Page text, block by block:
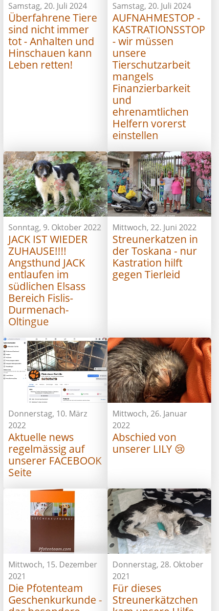
Samstag, 20. Juli 2024
Überfahrene Tiere
sind nicht immer
tot - Anhalten und
Hinschauen kann
Leben retten!
Samstag, 20. Juli 2024
AUFNAHMESTOP -
KASTRATIONSSTOP
- wir müssen
unsere
Tierschutzarbeit
mangels
Finanzierbarkeit
und
ehrenamtlichen
Helfern vorerst
einstellen
Sonntag, 9. Oktober 2022
JACK IST WIEDER
ZUHAUSE!!!!
Angsthund JACK
entlaufen im
südlichen Elsass
Bereich Fislis-
Durmenach-
Oltingue
Mittwoch, 22. Juni 2022
Streunerkatzen in
der Toskana - nur
Kastration hilft
gegen Tierleid
Donnerstag, 10. März
2022
Aktuelle news
regelmässig auf
unserer FACEBOOK
Seite
Mittwoch, 26. Januar
2022
Abschied von
unserer LILY 😢
Mittwoch, 15. Dezember
2021
Die Pfotenteam
Geschenkurkunde -
Donnerstag, 28. Oktober
2021
Für dieses
Streunerkätzchen